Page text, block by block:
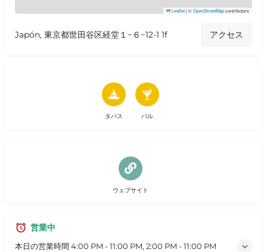
Leaflet|©OpenStreetMapcontributors
Japón, 東京都世田谷区経堂１−６−12-1 1f アクセス
タパス バル
ウェブサイト
営業中
本日の営業時間 4:00 PM - 11:00 PM, 2:00 PM - 11:00 PM